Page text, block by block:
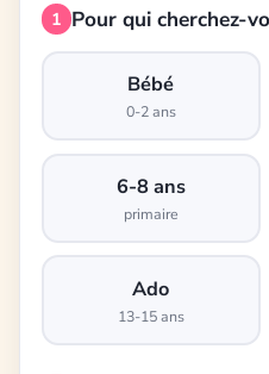
1 Pour qui cherchez-
Bébé
0-2 ans
6-8 ans
primaire
Ado
13-15 ans